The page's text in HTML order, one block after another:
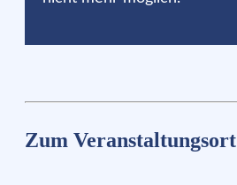
Zum Veranstaltungsort